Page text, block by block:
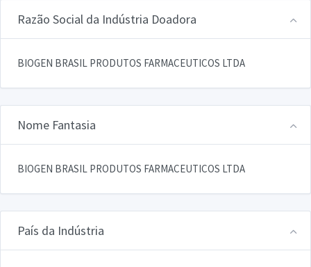
Razão Social da Indústria Doadora
BIOGEN BRASIL PRODUTOS FARMACEUTICOS LTDA
Nome Fantasia
BIOGEN BRASIL PRODUTOS FARMACEUTICOS LTDA
País da Indústria